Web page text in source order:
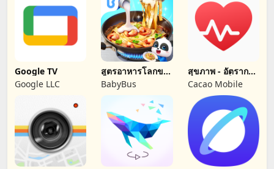
Google TV
Google LLC
สูตรอาหารโลกของ
แพนด้าน้อย
BabyBus
สุขภาพ - อัตราการ
เต้นของหัวใจ
Cacao Mobile